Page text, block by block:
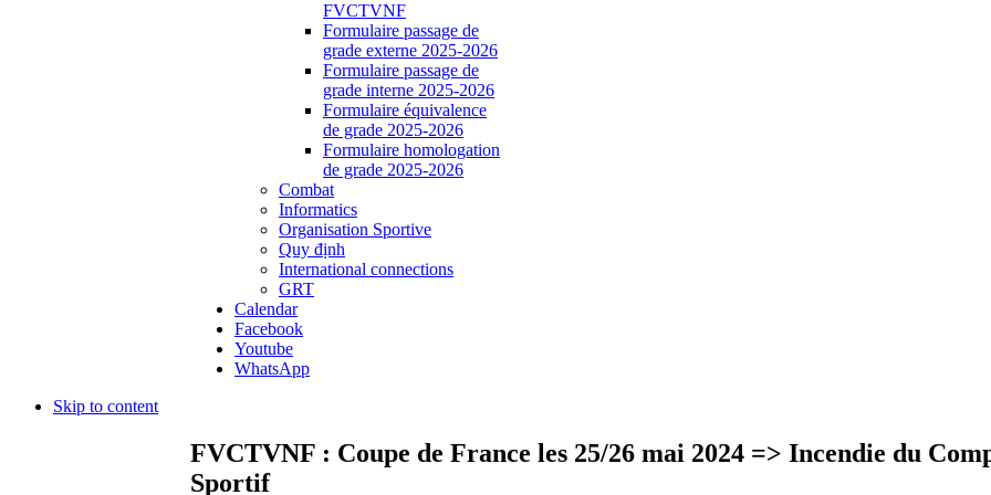
FVCTVNF
Formulaire passage de
grade externe 2025-2026
Formulaire passage de
grade interne 2025-2026
Formulaire équivalence
de grade 2025-2026
Formulaire homologation
de grade 2025-2026
Combat
Informatics
Organisation Sportive
Quy định
International connections
GRT
Calendar
Facebook
Youtube
WhatsApp
Skip to content
FVCTVNF : Coupe de France les 25/26 mai 2024 => Incendie du
Sportif